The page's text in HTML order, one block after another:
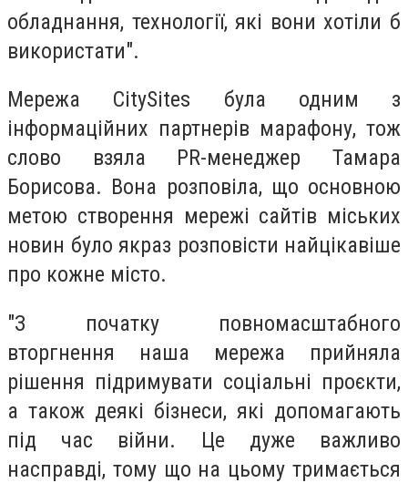
обладнання, технології, які вони хотіли б
використати".
Мережа CitySites була одним з
інформаційних партнерів марафону, тож
слово взяла PR-менеджер Тамара
Борисова. Вона розповіла, що основною
метою створення мережі сайтів міських
новин було якраз розповісти найцікавіше
про кожне місто.
"З початку повномасштабного
вторгнення наша мережа прийняла
рішення підримувати соціальні проєкти,
а також деякі бізнеси, які допомагають
під час війни. Це дуже важливо
насправді, тому що на цьому тримається